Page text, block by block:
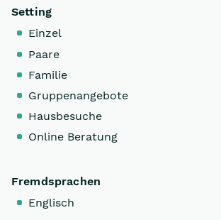
Setting
Einzel
Paare
Familie
Gruppenangebote
Hausbesuche
Online Beratung
Fremdsprachen
Englisch